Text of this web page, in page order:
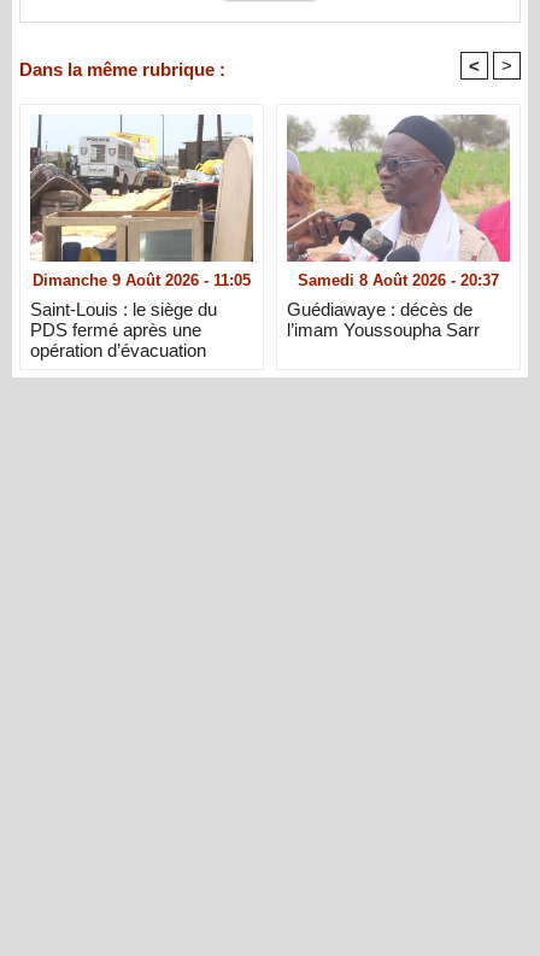
Dans la même rubrique : < >
Dimanche 9 Août 2026 - 11:05
Saint-Louis : le siège du
PDS fermé après une
opération d’évacuation
Samedi 8 Août 2026 - 20:37
Guédiawaye : décès de
l’imam Youssoupha Sarr